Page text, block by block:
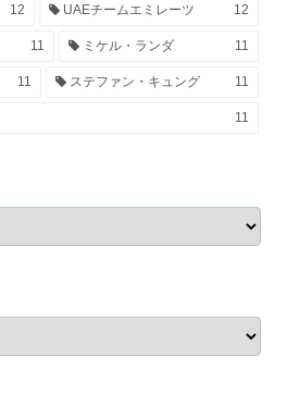
12 UAEチームエミレーツ 12
11 ミケル・ランダ 11
11 ステファン・キュング 11
11